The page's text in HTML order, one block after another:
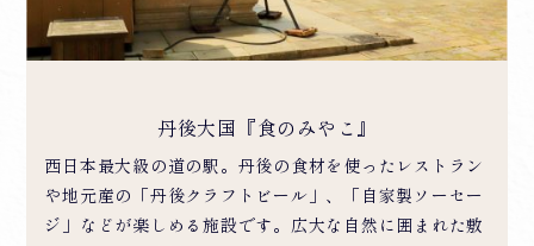
丹後大国『食のみやこ』
西日本最大級の道の駅。丹後の食材を使ったレストラン
や地元産の「丹後クラフトビール」、「自家製ソーセー
ジ」などが楽しめる施設です。広大な自然に囲まれた敷